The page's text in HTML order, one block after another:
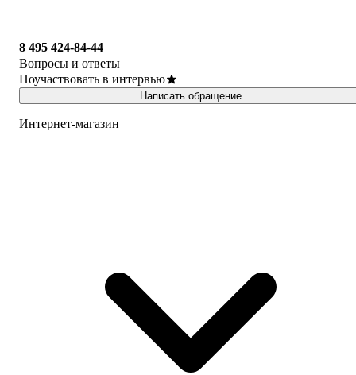
8 495 424-84-44
Вопросы и ответы
Поучаствовать в интервью
Написать обращение
Интернет-магазин